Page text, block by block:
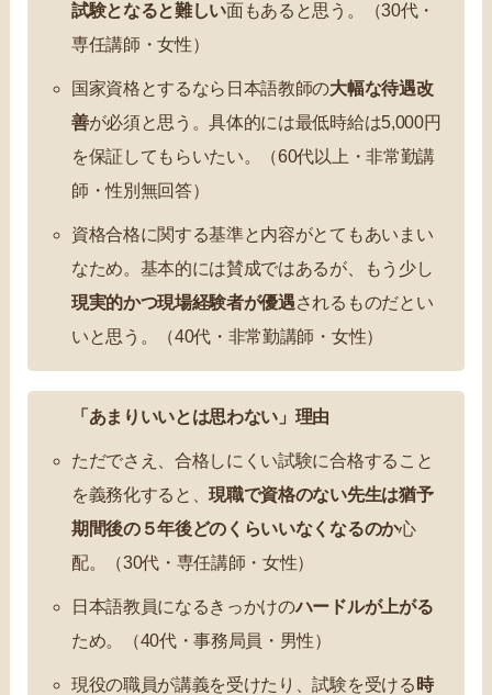
試験となると難しい面もあると思う。（30代・
専任講師・女性）
国家資格とするなら日本語教師の大幅な待遇改
善が必須と思う。具体的には最低時給は5,000円
を保証してもらいたい。（60代以上・非常勤講
師・性別無回答）
資格合格に関する基準と内容がとてもあいまい
なため。基本的には賛成ではあるが、もう少し
現実的かつ現場経験者が優遇されるものだとい
いと思う。（40代・非常勤講師・女性）
「あまりいいとは思わない」理由
ただでさえ、合格しにくい試験に合格すること
を義務化すると、現職で資格のない先生は猶予
期間後の５年後どのくらいいなくなるのか心
配。（30代・専任講師・女性）
日本語教員になるきっかけのハードルが上がる
ため。（40代・事務局員・男性）
現役の職員が講義を受けたり、試験を受ける 時